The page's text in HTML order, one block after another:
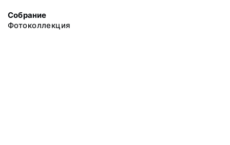
Собрание
Фотоколлекция